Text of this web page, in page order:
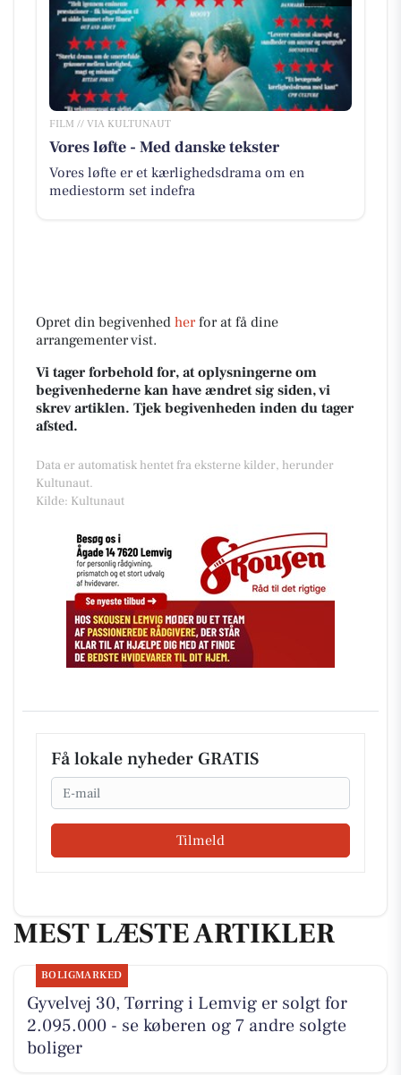
FILM // VIA KULTUNAUT
Vores løfte - Med danske tekster
Vores løfte er et kærlighedsdrama om en
mediestorm set indefra
Opret din begivenhed herfor at få dine
arrangementer vist.
Vi tager forbehold for, at oplysningerne om
begivenhederne kan have ændret sig siden, vi
skrev artiklen. Tjek begivenheden inden du tager
afsted.
Data er automatisk hentet fra eksterne kilder, herunder
Kultunaut.
Kilde: Kultunaut
Få lokale nyheder GRATIS
Email
Tilmeld
MEST LÆSTE ARTIKLER
BOLIGMARKED
Gyvelvej 30, Tørring i Lemvig er solgt for
2.095.000 - se køberen og 7 andre solgte
boliger